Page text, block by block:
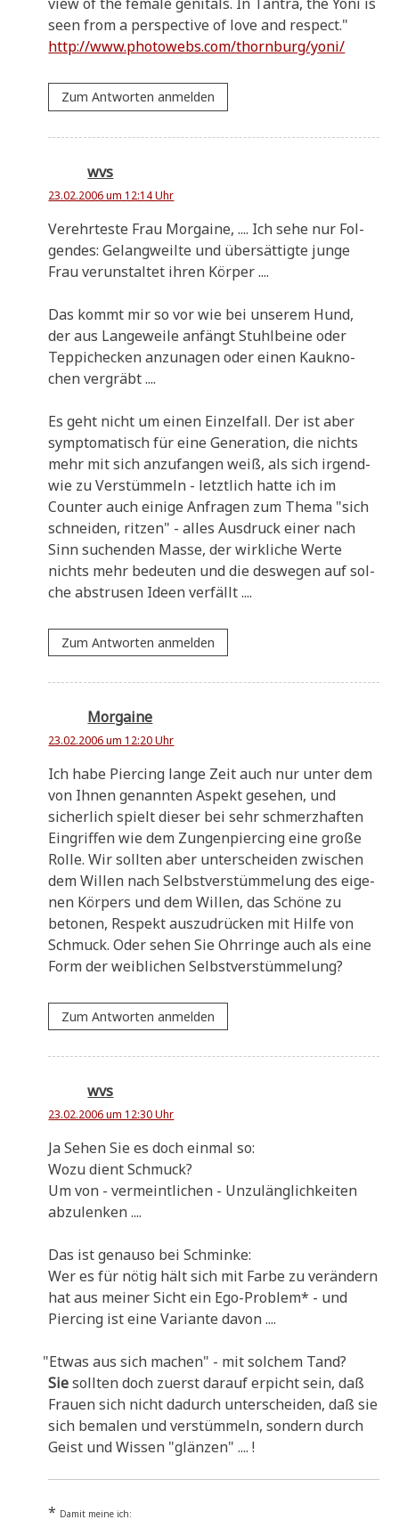
seen from a per­spec­ti­ve of love and respect."
http://www.photowebs.com/thornburg/yoni/
Zum Antworten anmelden
wvs
23.02.2006 um 12:14 Uhr
Ver­ehr­te­ste Frau Mor­gai­ne, .... Ich sehe nur Fol­
gen­des: Gelang­weil­te und über­sät­tig­te jun­ge
Frau ver­un­stal­tet ihren Körper ....
Das kommt mir so vor wie bei unse­rem Hund,
der aus Lan­ge­wei­le anfängt Stuhl­bei­ne oder
Tep­pi­checken anzu­na­gen oder einen Kau­kno­
chen vergräbt ....
Es geht nicht um einen Ein­zel­fall. Der ist aber
sym­pto­ma­tisch für eine Gene­ra­ti­on, die nichts
mehr mit sich anzu­fan­gen weiß, als sich irgend­
wie zu Ver­stüm­meln - letzt­lich hat­te ich im
Coun­ter auch eini­ge Anfra­gen zum The­ma "sich
schnei­den, rit­zen" - alles Aus­druck einer nach
Sinn suchen­den Mas­se, der wirk­li­che Wer­te
nichts mehr bedeu­ten und die des­we­gen auf sol­
che abstru­sen Ideen verfällt ....
Zum Antworten anmelden
Morgaine
23.02.2006 um 12:20 Uhr
Ich habe Pier­cing lan­ge Zeit auch nur unter dem
von Ihnen genann­ten Aspekt gese­hen, und
sicher­lich spielt die­ser bei sehr schmerz­haf­ten
Ein­grif­fen wie dem Zun­gen­pier­cing eine gro­ße
Rol­le. Wir soll­ten aber unter­schei­den zwi­schen
dem Wil­len nach Selbst­ver­stüm­me­lung des eige­
nen Kör­pers und dem Wil­len, das Schö­ne zu
beto­nen, Respekt aus­zu­drücken mit Hil­fe von
Schmuck. Oder sehen Sie Ohr­rin­ge auch als eine
Form der weib­li­chen Selbstverstümmelung?
Zum Antworten anmelden
wvs
23.02.2006 um 12:30 Uhr
Ja Sehen Sie es doch ein­mal so:
Wozu dient Schmuck?
Um von - ver­meint­li­chen - Unzu­läng­lich­kei­ten
abzulenken ....
Das ist genau­so bei Schminke:
Wer es für nötig hält sich mit Far­be zu ver­än­dern
hat aus mei­ner Sicht ein Ego-Pro­blem* - und
Pier­cing ist eine Vari­an­te davon ....
"Etwas aus sich machen" - mit sol­chem Tand?
Siesoll­ten doch zuerst dar­auf erpicht sein, daß
Frau­en sich nicht dadurch unter­schei­den, daß sie
sich bema­len und ver­stüm­meln, son­dern durch
Geist und Wis­sen "glän­zen" .... !
* Damit mei­ne ich: